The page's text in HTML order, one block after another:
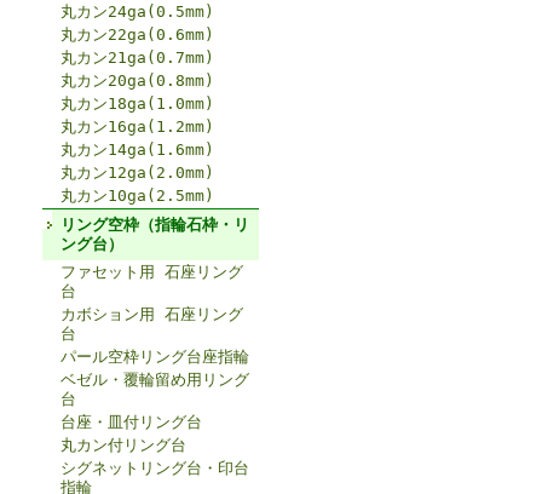
丸カン24ga(0.5mm)
丸カン22ga(0.6mm)
丸カン21ga(0.7mm)
丸カン20ga(0.8mm)
丸カン18ga(1.0mm)
丸カン16ga(1.2mm)
丸カン14ga(1.6mm)
丸カン12ga(2.0mm)
丸カン10ga(2.5mm)
リング空枠（指輪石枠・リ
ング台）
ファセット用 石座リング
台
カボション用 石座リング
台
パール空枠リング台座指輪
ベゼル・覆輪留め用リング
台
台座・皿付リング台
丸カン付リング台
シグネットリング台・印台
指輪